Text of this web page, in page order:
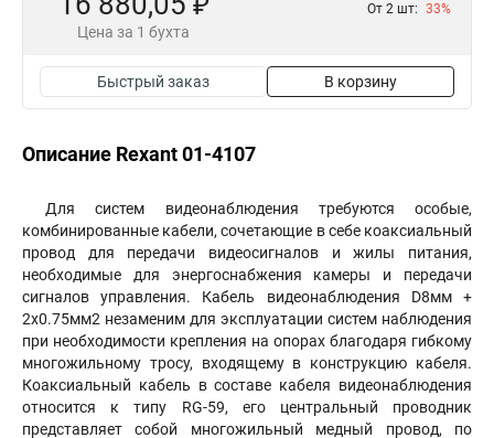
Цена за 1 бухта
От 2 шт: 33%
Быстрый заказ В корзину
Описание Rexant 01-4107
Для систем видеонаблюдения требуются особые,
комбинированные кабели, сочетающие в себе коаксиальный
провод для передачи видеосигналов и жилы питания,
необходимые для энергоснабжения камеры и передачи
сигналов управления. Кабель видеонаблюдения D8мм +
2х0.75мм2 незаменим для эксплуатации систем наблюдения
при необходимости крепления на опорах благодаря гибкому
многожильному тросу, входящему в конструкцию кабеля.
Коаксиальный кабель в составе кабеля видеонаблюдения
относится к типу RG-59, его центральный проводник
представляет собой многожильный медный провод, по